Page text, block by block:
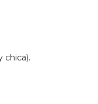
chica).